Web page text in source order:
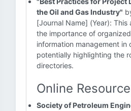
the Oil and Gas Industry"
[Journal Name] (Year):
the importance of
information management in
potentially highlighting the
directories.
Online
Society of Petroleum